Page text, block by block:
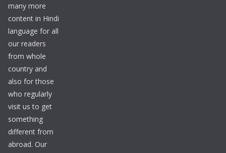
many more
content in Hindi
language for all
our readers
from whole
country and
also for those
who regularly
visit us to get
something
different from
abroad. Our